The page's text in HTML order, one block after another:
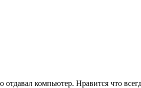
компьютер. Нравится что